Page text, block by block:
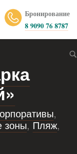
Бронирование
8 9090 76 8787
,
зоны,Пляж,